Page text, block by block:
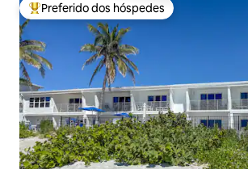
Entre os melhores preferidos dos hóspedes
Preferido dos hóspedes